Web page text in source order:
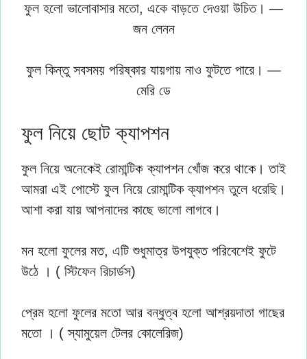
ফুল হলো ভালোবাসার মতো, একে বাড়তে দেওয়া উচিত। —
জন লেনন
ফুল কিন্তু সবসময় পরিষ্কার যায়গায় নাও ফুটতে পারে। —
মেরি ডে
ফুল নিয়ে ছোট ক্যাপশন
ফুল নিয়ে অনেকেই রোমান্টিক ক্যাপশন খোঁজ করে থাকে। তাই
আমরা এই পোস্টে ফুল নিয়ে রোমান্টিক ক্যাপশন তুলে ধরেছি।
আশা করা যায় আপনাদের কাছে ভালো লাগবে।
মন হলো ফুলের মত, এটি শুধুমাত্র উপযুক্ত পরিবেশেই ফুটে
উঠে । ( স্টিফেন রিচার্ডস)
প্রেম হলো ফুলের মতো আর বন্ধুত্ব হলো আশ্রয়দাতা গাছের
মতো । ( স্যামুয়েল টেলর কোলেরিজ)